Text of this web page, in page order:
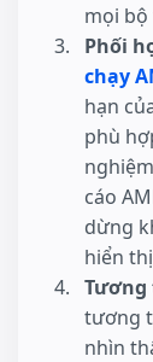
mọi
Phối
chạy
hạn
phù
cáo
dừng
hiển
Tương
tương
nhìn